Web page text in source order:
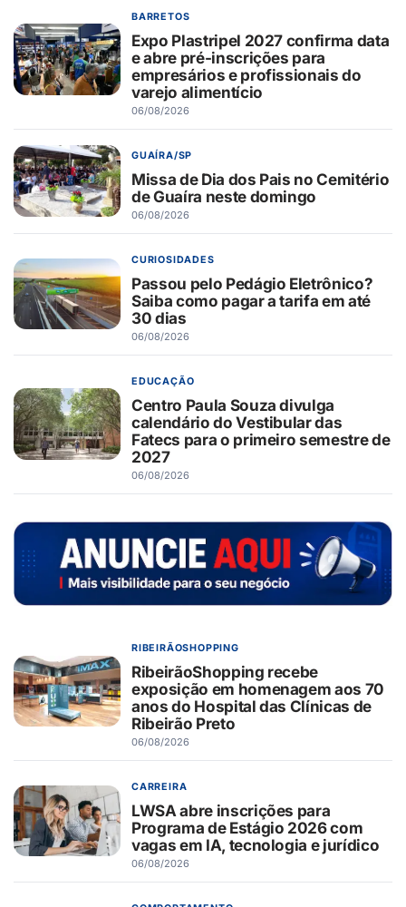
BARRETOS
Expo Plastripel 2027 confirma data
e abre pré-inscrições para
empresários e profissionais do
varejo alimentício
06/08/2026
GUAÍRA/SP
Missa de Dia dos Pais no Cemitério
de Guaíra neste domingo
06/08/2026
CURIOSIDADES
Passou pelo Pedágio Eletrônico?
Saiba como pagar a tarifa em até
30 dias
06/08/2026
EDUCAÇÃO
Centro Paula Souza divulga
calendário do Vestibular das
Fatecs para o primeiro semestre de
2027
06/08/2026
RIBEIRÃOSHOPPING
RibeirãoShopping recebe
exposição em homenagem aos 70
anos do Hospital das Clínicas de
Ribeirão Preto
06/08/2026
CARREIRA
LWSA abre inscrições para
Programa de Estágio 2026 com
vagas em IA, tecnologia e jurídico
06/08/2026